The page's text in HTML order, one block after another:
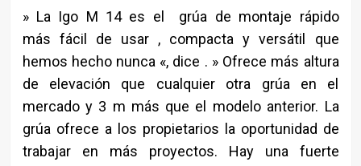
» La Igo M 14 es el grúa de montaje rápido
más fácil de usar , compacta y versátil que
hemos hecho nunca «, dice . » Ofrece más altura
de elevación que cualquier otra grúa en el
mercado y 3 m más que el modelo anterior. La
grúa ofrece a los propietarios la oportunidad de
trabajar en más proyectos. Hay una fuerte